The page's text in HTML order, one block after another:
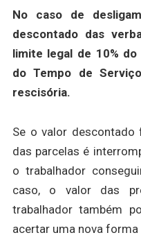
No caso de
descontado das
limite legal de 10%
do Tempo de
rescisória.
Se o valor descontado
das parcelas é
o trabalhador
caso, o valor das
trabalhador também
acertar uma nova